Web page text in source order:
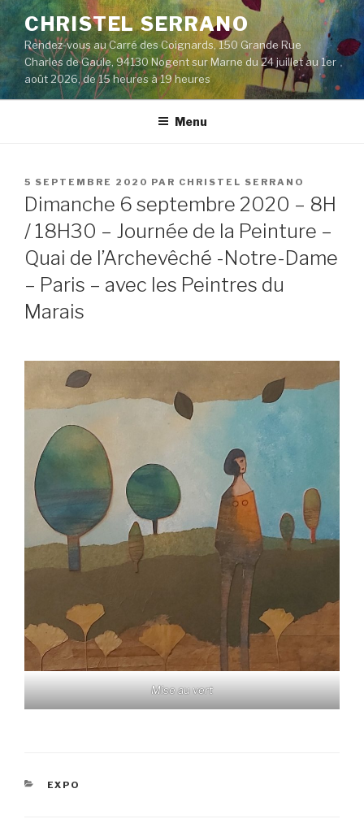
Aller
contenu
principal
CHRISTEL SERRANO
Rendez-vous au Carré des Coignards, 150 Grande Rue
Charles de Gaule, 94130 Nogent sur Marne du 24 juillet au 1er
août 2026, de 15 heures à 19 heures
Menu
PUBLIÉ
LE
5 SEPTEMBRE 2020 PAR CHRISTEL SERRANO
Dimanche 6 septembre 2020 – 8H
/ 18H30 – Journée de la Peinture –
Quai de l’Archevêché -Notre-Dame
– Paris – avec les Peintres du
Marais
Mise au vert
CATÉGORIES
EXPO